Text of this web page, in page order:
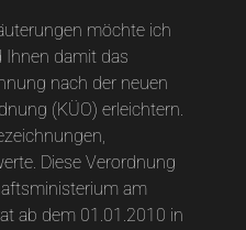
möchte ich
Ihnen damit das
nach der neuen
(KÜO) erleichtern.
Diese Verordnung
am
ab dem 01.01.2010 in